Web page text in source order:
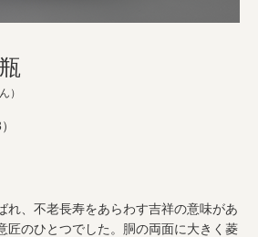
）
れ、不老長寿をあらわす吉祥の意味があ
匠のひとつでした。胴の両面に大きく菱